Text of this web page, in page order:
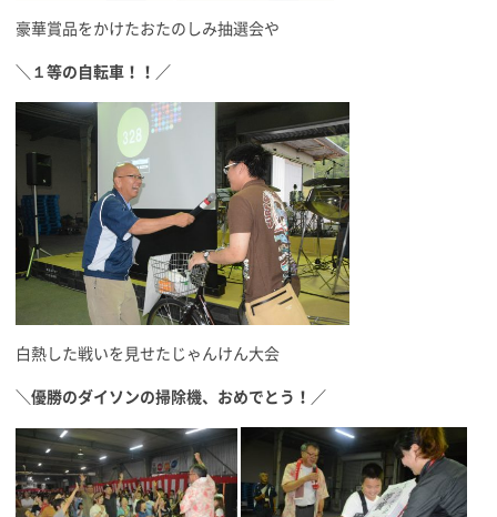
豪華賞品をかけたおたのしみ抽選会や
＼１等の自転車！！／
白熱した戦いを見せたじゃんけん大会
＼優勝のダイソンの掃除機、おめでとう！／